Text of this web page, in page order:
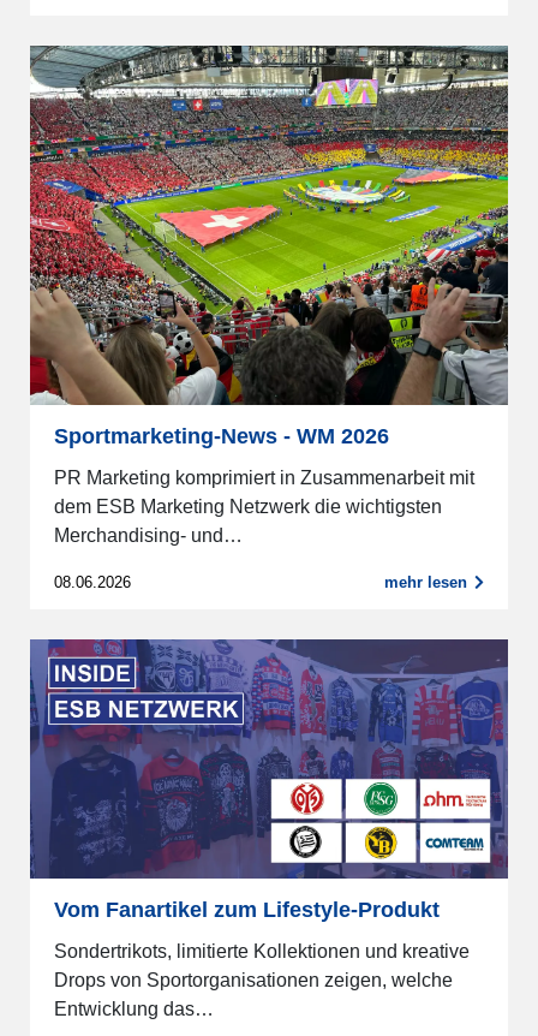
Sportmarketing-News - WM 2026
PR Marketing komprimiert in Zusammenarbeit mit
dem ESB Marketing Netzwerk die wichtigsten
Merchandising- und…
08.06.2026 mehr lesen
Vom Fanartikel zum Lifestyle-Produkt
Sondertrikots, limitierte Kollektionen und kreative
Drops von Sportorganisationen zeigen, welche
Entwicklung das…